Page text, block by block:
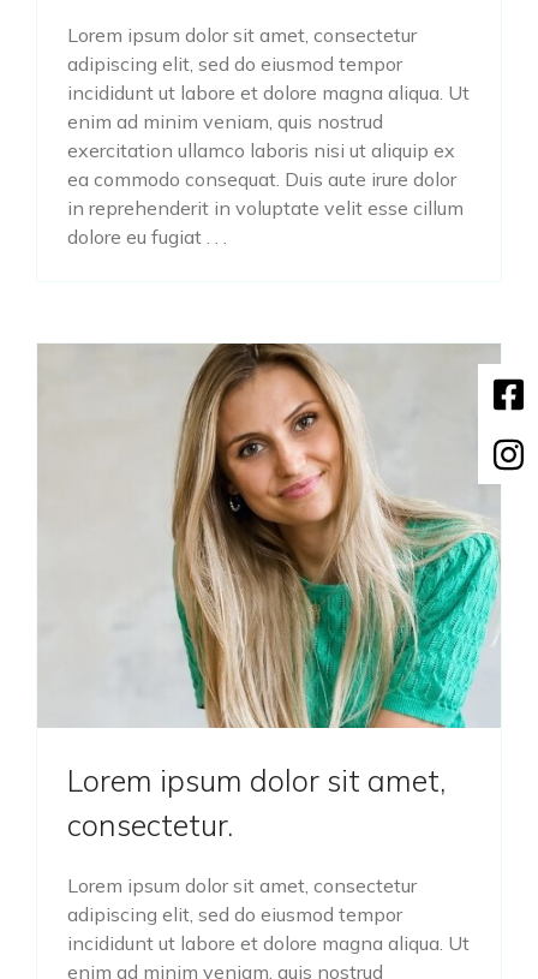
Lorem ipsum dolor sit amet, consectetur
adipiscing elit, sed do eiusmod tempor
incididunt ut labore et dolore magna aliqua. Ut
enim ad minim veniam, quis nostrud
exercitation ullamco laboris nisi ut aliquip ex
ea commodo consequat. Duis aute irure dolor
in reprehenderit in voluptate velit esse cillum
dolore eu fugiat . . .
Lorem ipsum dolor sit amet,
consectetur.
Lorem ipsum dolor sit amet, consectetur
adipiscing elit, sed do eiusmod tempor
incididunt ut labore et dolore magna aliqua. Ut
enim ad minim veniam, quis nostrud